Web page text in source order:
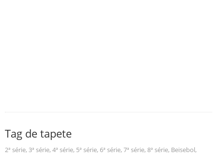
Tag de tapete
2ª série, 3ª série, 4ª série, 5ª série, 6ª série, 7ª série, 8ª série, Beisebol,